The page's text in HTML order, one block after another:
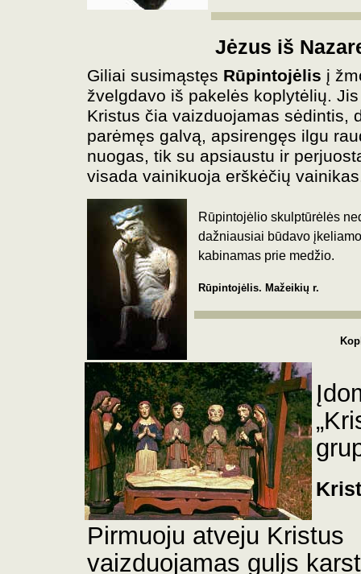
Jėzus iš
Giliai susimąstęs Rūpintojėlis į
žvelgdavo iš pakelės koplytėlių.
Kristus čia vaizduojamas sėdintis,
parėmęs galvą, apsirengęs ilgu
nuogas, tik su apsiaustu ir
visada vainikuoja erškėčių
Rūpintojėlio skulptūrėlės
dažniausiai būdavo
kabinamas prie medžio.
Rūpintojėlis. Mažeikių r.
Pirmuoju atveju Kristus
vaizduojamas gulįs